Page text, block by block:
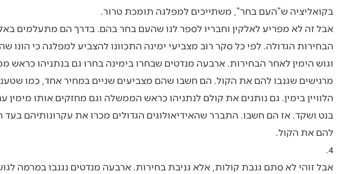
בקואליציה ש”העם בחר”, משתייכים למפלגה תומכת טרור.
אבל זה לא מפריע לאלקין וחבריו לספר לנו שהעם בחר בהם. בדרך הם מתעלמים
הבחירות הגדולה. לפי כל סקר רוב מצביעי ימינה התכוונו להצביע למפלגה כי הונו
וגוש הימין לאחר הבחירות. ארבעה מנדטים שבחרו בימינה בחרו גם בנתניהו כראש
מרגישים שגנבו להם את הקול. הם חשבו שהם מצביעים שניים במחיר אחד, כמו
הלוויין בימין. גם נותנים את קולם לנתניהו כראש הממשלה וגם מחזקים אותו מימין
בנט ושקד. אז הם חשבו. התברר שהאידיאולוגים הגדולים מכרו את עקרונותיהם בעד
להם את הקול.
4.
אבל זוהי לא סתם גנבת קולות, אלא גניבת בחירות. ארבעה מנדטים נגנבו במרמה